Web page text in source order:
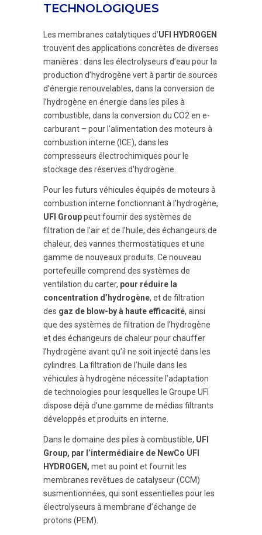
TECHNOLOGIQUES
Les membranes catalytiques d’UFI HYDROGEN
trouvent des applications concrètes de diverses
manières : dans les électrolyseurs d’eau pour la
production d’hydrogène vert à partir de sources
d’énergie renouvelables, dans la conversion de
l’hydrogène en énergie dans les piles à
combustible, dans la conversion du CO2 en e-
carburant – pour l’alimentation des moteurs à
combustion interne (ICE), dans les
compresseurs électrochimiques pour le
stockage des réserves d’hydrogène.
Pour les futurs véhicules équipés de moteurs à
combustion interne fonctionnant à l’hydrogène,
UFI Grouppeut fournir des systèmes de
filtration de l’air et de l’huile, des échangeurs de
chaleur, des vannes thermostatiques et une
gamme de nouveaux produits. Ce nouveau
portefeuille comprend des systèmes de
ventilation du carter, pour réduire la
concentration d’hydrogène, et de filtration
des gaz de blow-by à haute efficacité, ainsi
que des systèmes de filtration de l’hydrogène
et des échangeurs de chaleur pour chauffer
l’hydrogène avant qu’il ne soit injecté dans les
cylindres. La filtration de l’huile dans les
véhicules à hydrogène nécessite l’adaptation
de technologies pour lesquelles le Groupe UFI
dispose déjà d’une gamme de médias filtrants
développés et produits en interne.
Dans le domaine des piles à combustible, UFI
Group, par l’intermédiaire de NewCo UFI
HYDROGEN, met au point et fournit les
membranes revêtues de catalyseur (CCM)
susmentionnées, qui sont essentielles pour les
électrolyseurs à membrane d’échange de
protons (PEM).